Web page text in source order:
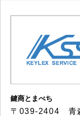
鍵商とまべち
〒039-2404 青